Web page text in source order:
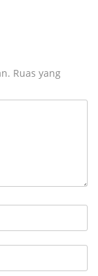
Ruas yang